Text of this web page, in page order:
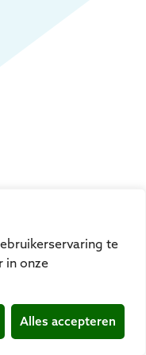
te
in onze
Alles accepteren